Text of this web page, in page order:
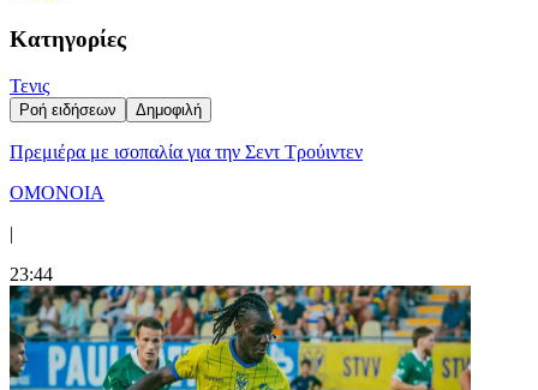
Κατηγορίες
Τενις
Ροή ειδήσεων Δημοφιλή
Πρεμιέρα με ισοπαλία για την Σεντ Τρούιντεν
ΟΜΟΝΟΙΑ
|
23:44